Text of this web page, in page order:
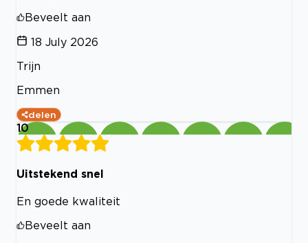
Beveelt aan
18 July 2026
Trijn
Emmen
delen
10
Uitstekend snel
En goede kwaliteit
Beveelt aan